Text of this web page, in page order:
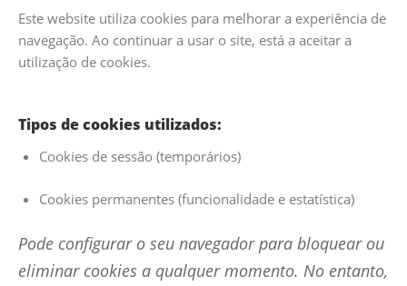
Este website utiliza cookies para melhorar a experiência de
navegação. Ao continuar a usar o site, está a aceitar a
utilização de cookies.
Tipos de cookies utilizados:
Cookies de sessão (temporários)
Cookies permanentes (funcionalidade e estatística)
Pode configurar o seu navegador para bloquear ou
eliminar cookies a qualquer momento. No entanto,